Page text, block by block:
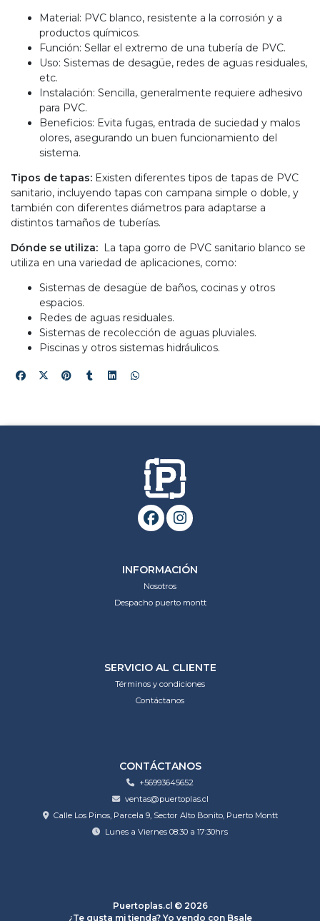
Material: PVC blanco, resistente a la corrosión y a
productos químicos.
Función: Sellar el extremo de una tubería de PVC.
Uso: Sistemas de desagüe, redes de aguas residuales,
etc.
Instalación: Sencilla, generalmente requiere adhesivo
para PVC.
Beneficios: Evita fugas, entrada de suciedad y malos
olores, asegurando un buen funcionamiento del
sistema.
Tipos de tapas: Existen diferentes tipos de tapas de PVC
sanitario, incluyendo tapas con campana simple o doble, y
también con diferentes diámetros para adaptarse a
distintos tamaños de tuberías.
Dónde se utiliza: La tapa gorro de PVC sanitario blanco se
utiliza en una variedad de aplicaciones, como:
Sistemas de desagüe de baños, cocinas y otros
espacios.
Redes de aguas residuales.
Sistemas de recolección de aguas pluviales.
Piscinas y otros sistemas hidráulicos.
INFORMACIÓN
Nosotros
Despacho puerto montt
SERVICIO AL CLIENTE
Términos y condiciones
Contáctanos
CONTÁCTANOS
+56993645652
ventas@puertoplas.cl
Calle Los Pinos, Parcela 9, Sector Alto Bonito, Puerto Montt
Lunes a Viernes 08:30 a 17:30hrs
Puertoplas.cl © 2026
¿Te gusta mi tienda? Yo vendo con Bsale